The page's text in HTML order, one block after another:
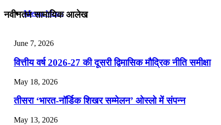
Menu Menu
July 25, 2026
📝 डेली करेंट अफेयर्स: 22-24 जुलाई 2026
July 22, 2026
📝 डेली करेंट अफेयर्स: 19-21 जुलाई 2026
July 19, 2026
नवीनतम सामायिक आलेख
June 7, 2026
वित्तीय वर्ष 2026-27 की दूसरी द्विमासिक मौद्रिक नीति समीक्षा
May 18, 2026
तीसरा ‘भारत-नॉर्डिक शिखर सम्मेलन’ ओस्लो में संपन्न
May 13, 2026